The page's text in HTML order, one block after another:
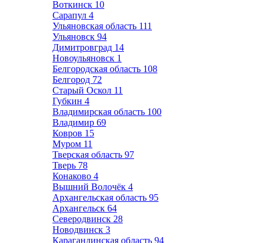
Воткинск 10
Сарапул 4
Ульяновская область 111
Ульяновск 94
Димитровград 14
Новоульяновск 1
Белгородская область 108
Белгород 72
Старый Оскол 11
Губкин 4
Владимирская область 100
Владимир 69
Ковров 15
Муром 11
Тверская область 97
Тверь 78
Конаково 4
Вышний Волочёк 4
Архангельская область 95
Архангельск 64
Северодвинск 28
Новодвинск 3
Карагандинская область 94